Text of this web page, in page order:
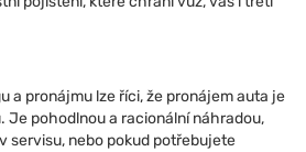
a pronájmu lze říci, že pronájem auta je
pohodlnou a racionální náhradou,
servisu, nebo pokud potřebujete